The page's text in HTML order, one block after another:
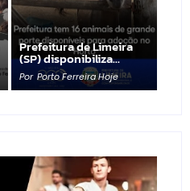
Prefeitura de Limeira
(SP) disponibiliza…
Por Porto Ferreira Hoje